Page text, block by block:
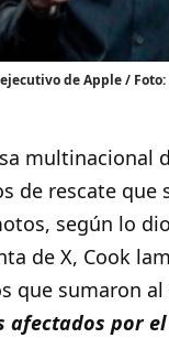
de Apple / Foto:
multinacional
de rescate
según lo
de X, Cook
que sumaron
afectados por